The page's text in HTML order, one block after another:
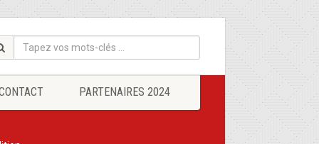
PARTENAIRES 2024